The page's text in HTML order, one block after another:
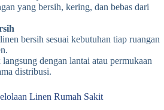
yang bersih, kering, dan bebas dari
bersih sesuai kebutuhan tiap ruangan
dengan lantai atau permukaan
distribusi.
Linen Rumah Sakit